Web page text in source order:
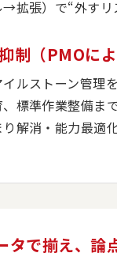
拡張）で“外す
制（PMOによ
ルストーン管理
標準作業整備ま
解消・能力最適
タで揃え、論